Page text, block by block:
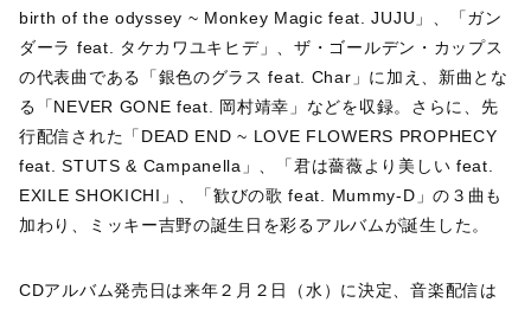
birth of the odyssey ~ Monkey Magic feat. JUJU」、「ガン
ダーラ feat. タケカワユキヒデ」、ザ・ゴールデン・カップス
の代表曲である「銀色のグラス feat. Char」に加え、新曲とな
る「NEVER GONE feat. 岡村靖幸」などを収録。さらに、先
行配信された「DEAD END ~ LOVE FLOWERS PROPHECY
feat. STUTS & Campanella」、「君は薔薇より美しい feat.
EXILE SHOKICHI」、「歓びの歌 feat. Mummy-D」の３曲も
加わり、ミッキー吉野の誕生日を彩るアルバムが誕生した。
CDアルバム発売日は来年２月２日（水）に決定、音楽配信は